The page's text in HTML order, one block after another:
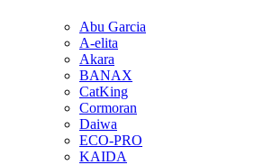
Abu Garcia
A-elita
Akara
BANAX
CatKing
Cormoran
Daiwa
ECO-PRO
KAIDA